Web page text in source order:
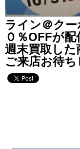
ライン＠ク
０％OFFが配
週末買取した
ご来店お待ち